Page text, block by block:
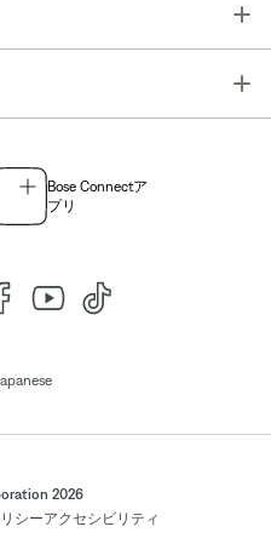
Bose Connectア
プリ
2026
シーアクセシビリティ